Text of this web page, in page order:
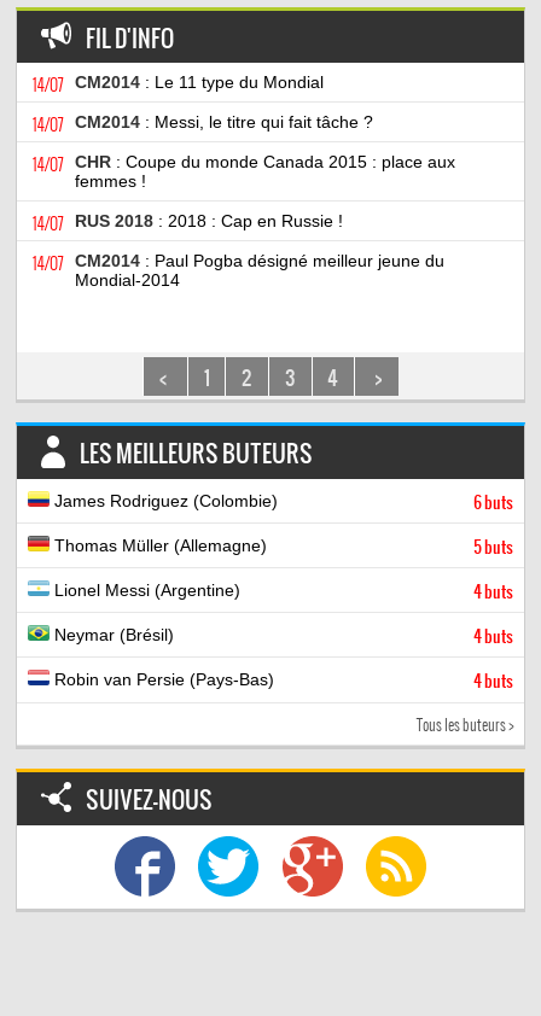
FIL D'INFO
14/07 CM2014 : Le 11 type du Mondial
14/07 CM2014 : Messi, le titre qui fait tâche ?
14/07 CHR : Coupe du monde Canada 2015 : place aux
femmes !
14/07 RUS 2018 : 2018 : Cap en Russie !
14/07 CM2014 : Paul Pogba désigné meilleur jeune du
Mondial-2014
< 1 2 3 4 >
LES MEILLEURS BUTEURS
James Rodriguez (Colombie) 6 buts
Thomas Müller (Allemagne) 5 buts
Lionel Messi (Argentine) 4 buts
Neymar (Brésil) 4 buts
Robin van Persie (Pays-Bas) 4 buts
Tous les buteurs >
SUIVEZ-NOUS